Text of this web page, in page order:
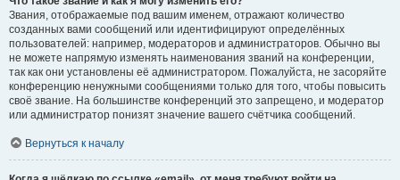
Звания, отображаемые под вашим именем, отражают количество
созданных вами сообщений или идентифицируют определённых
пользователей: например, модераторов и администраторов. Обычно вы
не можете напрямую изменять наименования званий на конференции,
так как они установлены её администратором. Пожалуйста, не засоряйте
конференцию ненужными сообщениями только для того, чтобы повысить
своё звание. На большинстве конференций это запрещено, и модератор
или администратор понизят значение вашего счётчика сообщений.
Вернуться к началу